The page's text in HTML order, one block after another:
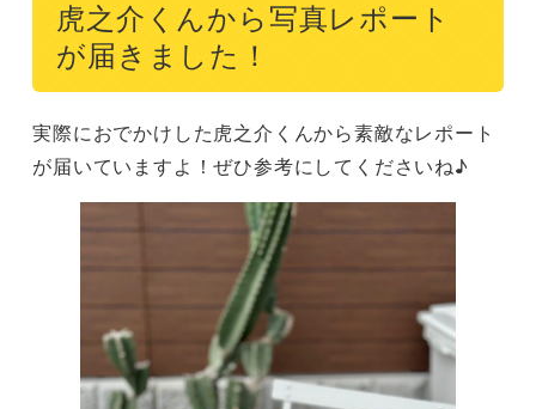
虎之介くんから写真レポート
が届きました！
実際におでかけした虎之介くんから素敵なレポート
が届いていますよ！ぜひ参考にしてくださいね♪